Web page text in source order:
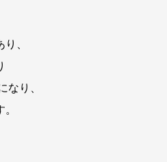
、
なり、